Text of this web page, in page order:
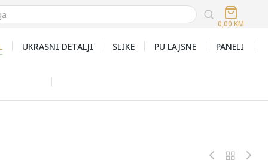
0,00 KM
UKRASNI DETALJI SLIKE PU LAJSNE PANELI